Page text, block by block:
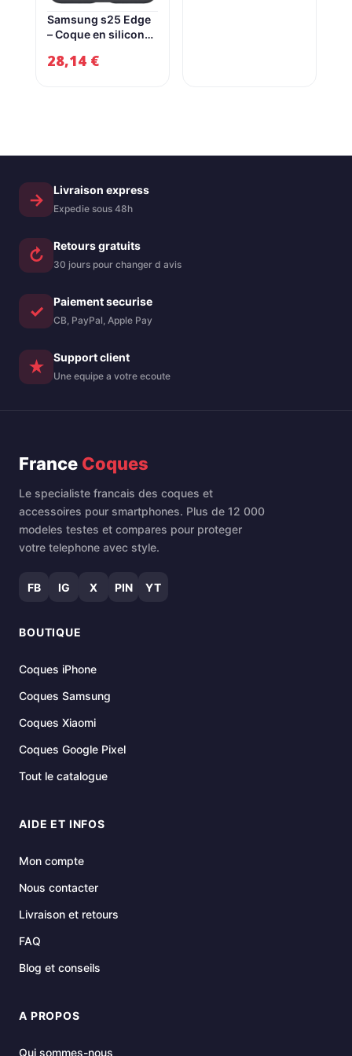
Samsung s25 Edge
– Coque en silicone
Edge noire
28,14 €
→ Livraison express
Expedie sous 48h
↻ Retours gratuits
30 jours pour changer d avis
✓ Paiement securise
CB, PayPal, Apple Pay
★ Support client
Une equipe a votre ecoute
France Coques
Le specialiste francais des coques et
accessoires pour smartphones. Plus de 12 000
modeles testes et compares pour proteger
votre telephone avec style.
FB IG X PIN YT
BOUTIQUE
Coques iPhone
Coques Samsung
Coques Xiaomi
Coques Google Pixel
Tout le catalogue
AIDE ET INFOS
Mon compte
Nous contacter
Livraison et retours
FAQ
Blog et conseils
A PROPOS
Qui sommes-nous